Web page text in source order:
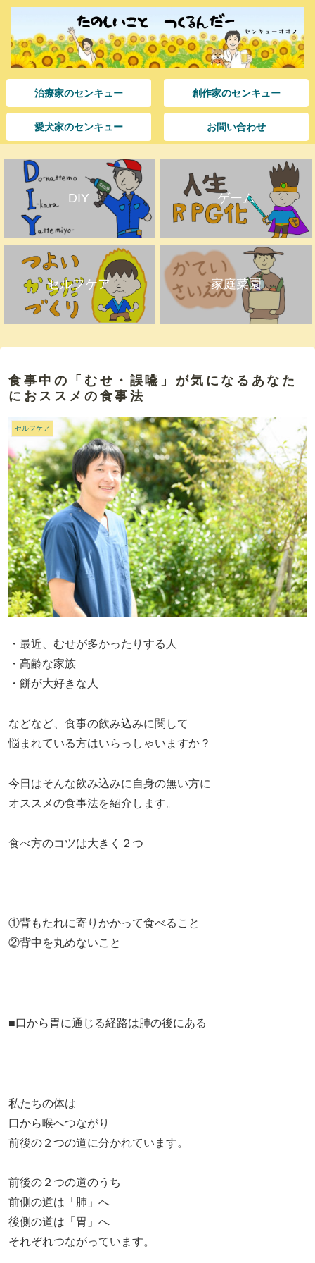
治療家のセンキュー 創作家のセンキュー
愛犬家のセンキュー お問い合わせ
DIY ゲーム
セルフケア 家庭菜園
食事中の「むせ・誤嚥」が気になるあなた
におススメの食事法
セルフケア
・最近、むせが多かったりする人
・高齢な家族
・餅が大好きな人
などなど、食事の飲み込みに関して
悩まれている方はいらっしゃいますか？
今日はそんな飲み込みに自身の無い方に
オススメの食事法を紹介します。
食べ方のコツは大きく２つ
①背もたれに寄りかかって食べること
②背中を丸めないこと
■口から胃に通じる経路は肺の後にある
私たちの体は
口から喉へつながり
前後の２つの道に分かれています。
前後の２つの道のうち
前側の道は「肺」へ
後側の道は「胃」へ
それぞれつながっています。